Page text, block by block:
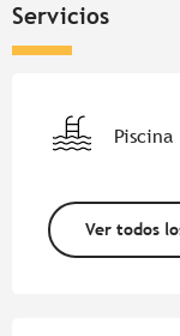
Servicios
Piscina
Ver todos